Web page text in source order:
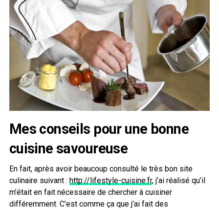
Mes conseils pour une bonne
cuisine savoureuse
En fait, après avoir beaucoup consulté le très bon site
culinaire suivant : http://lifestyle-cuisine.fr, j’ai réalisé qu’il
m’était en fait nécessaire de chercher à cuisiner
différemment. C’est comme ça que j’ai fait des